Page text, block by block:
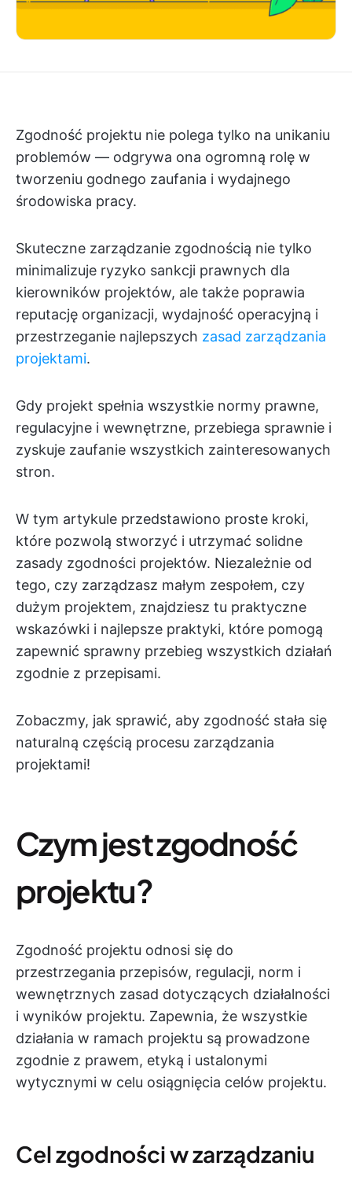
Zgodność projektu nie polega tylko na unikaniu
problemów — odgrywa ona ogromną rolę w
tworzeniu godnego zaufania i wydajnego
środowiska pracy.
Skuteczne zarządzanie zgodnością nie tylko
minimalizuje ryzyko sankcji prawnych dla
kierowników projektów, ale także poprawia
reputację organizacji, wydajność operacyjną i
przestrzeganie najlepszych zasad zarządzania
projektami.
Gdy projekt spełnia wszystkie normy prawne,
regulacyjne i wewnętrzne, przebiega sprawnie i
zyskuje zaufanie wszystkich zainteresowanych
stron.
W tym artykule przedstawiono proste kroki,
które pozwolą stworzyć i utrzymać solidne
zasady zgodności projektów. Niezależnie od
tego, czy zarządzasz małym zespołem, czy
dużym projektem, znajdziesz tu praktyczne
wskazówki i najlepsze praktyki, które pomogą
zapewnić sprawny przebieg wszystkich działań
zgodnie z przepisami.
Zobaczmy, jak sprawić, aby zgodność stała się
naturalną częścią procesu zarządzania
projektami!
Czym jest zgodność
projektu?
Zgodność projektu odnosi się do
przestrzegania przepisów, regulacji, norm i
wewnętrznych zasad dotyczących działalności
i wyników projektu. Zapewnia, że wszystkie
działania w ramach projektu są prowadzone
zgodnie z prawem, etyką i ustalonymi
wytycznymi w celu osiągnięcia celów projektu.
Cel zgodności w zarządzaniu